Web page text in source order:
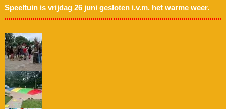
Speeltuin is vrijdag 26 juni gesloten i.v.m. het warme weer.